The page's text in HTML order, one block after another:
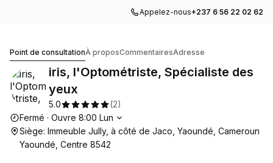
Appelez-nous+237 6 56 22 02 62
Point de consultationÀ proposCommentairesAdresse
iris, l'Optométriste, Spécialiste des
yeux
5.0 (2)
Heures d'ouverture
Fermé · Ouvre 8:00 Lun
Siège: Immeuble Jully, à côté de Jaco, Yaoundé, Cameroun
Yaoundé, Centre 8542